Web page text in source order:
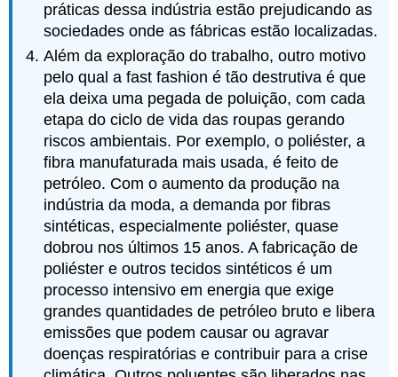
práticas dessa indústria estão prejudicando as
sociedades onde as fábricas estão localizadas.
Além da exploração do trabalho, outro motivo
pelo qual a fast fashion é tão destrutiva é que
ela deixa uma pegada de poluição, com cada
etapa do ciclo de vida das roupas gerando
riscos ambientais. Por exemplo, o poliéster, a
fibra manufaturada mais usada, é feito de
petróleo. Com o aumento da produção na
indústria da moda, a demanda por fibras
sintéticas, especialmente poliéster, quase
dobrou nos últimos 15 anos. A fabricação de
poliéster e outros tecidos sintéticos é um
processo intensivo em energia que exige
grandes quantidades de petróleo bruto e libera
emissões que podem causar ou agravar
doenças respiratórias e contribuir para a crise